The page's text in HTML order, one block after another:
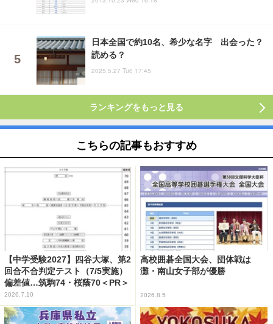
日本全国で約10名、希少な名字 出会った？
読める？
2025.5.27 Tue 17:45
ランキングをもっと見る
こちらの記事もおすすめ
【中学受験2027】四谷大塚、第2
回合不合判定テスト（7/5実施）
偏差値…筑駒74・桜蔭70＜PR＞
2026.7.10
高校囲碁全国大会、団体戦は
灘・南山女子部が優勝
2026.8.5